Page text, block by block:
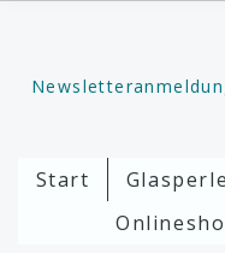
Start